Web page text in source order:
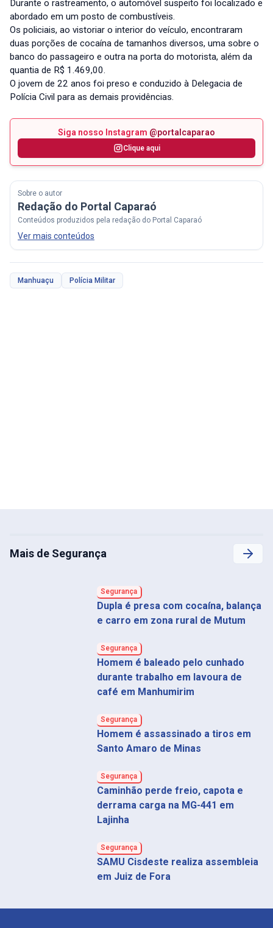
Durante o rastreamento, o automóvel suspeito foi localizado e
abordado em um posto de combustíveis.
Os policiais, ao vistoriar o interior do veículo, encontraram
duas porções de cocaína de tamanhos diversos, uma sobre o
banco do passageiro e outra na porta do motorista, além da
quantia de R$ 1.469,00.
O jovem de 22 anos foi preso e conduzido à Delegacia de
Polícia Civil para as demais providências.
Siga nosso Instagram @portalcaparao
Clique aqui
Sobre o autor
Redação do Portal Caparaó
Conteúdos produzidos pela redação do Portal Caparaó
Ver mais conteúdos
Manhuaçu Polícia Militar
Mais de Segurança
Segurança
Dupla é presa com cocaína, balança
e carro em zona rural de Mutum
Segurança
Homem é baleado pelo cunhado
durante trabalho em lavoura de
café em Manhumirim
Segurança
Homem é assassinado a tiros em
Santo Amaro de Minas
Segurança
Caminhão perde freio, capota e
derrama carga na MG-441 em
Lajinha
Segurança
SAMU Cisdeste realiza assembleia
em Juiz de Fora